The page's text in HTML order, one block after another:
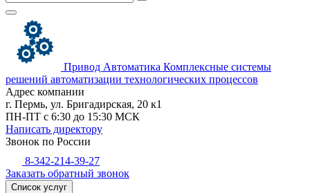
Привод Автоматика Комплексные системы
решений автоматизации технологических процессов
Адрес компании
г. Пермь, ул. Бригадирская, 20 к1
ПН-ПТ с 6:30 до 15:30 МСК
Написать директору
Звонок по России
8-342-214-39-27
Заказать обратный звонок
Список услуг